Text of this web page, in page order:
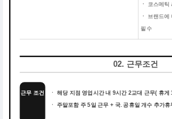
ㆍ
코스메틱
ㆍ 브랜드에
필수
02. 근무조건
근무 조건 ㆍ 해당 지점 영업시간 내 9시간 2교대 근무( 휴게
ㆍ 주말포함 주 5일 근무 + 국. 공휴일 개수 추가